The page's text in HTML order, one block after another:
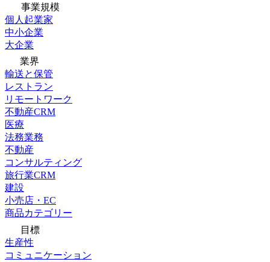
事業規模
個人起業家
中小企業
大企業
業界
輸送と保管
レストラン
リモートワーク
不動産CRM
医療
法務業務
不動産
コンサルティング
旅行業CRM
建設
小売店・EC
商品カテゴリー
目標
生産性
コミュニケーション